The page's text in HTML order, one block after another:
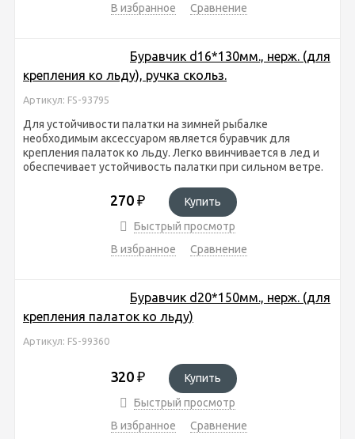
В избранное
Сравнение
Буравчик d16*130мм., нерж. (для
крепления ко льду), ручка скольз.
Артикул: FS-93795
Для устойчивости палатки на зимней рыбалке
необходимым аксессуаром является буравчик для
крепления палаток ко льду. Легко ввинчивается в лед и
обеспечивает устойчивость палатки при сильном ветре.
270 ₽
Купить
Быстрый просмотр
В избранное
Сравнение
Буравчик d20*150мм., нерж. (для
крепления палаток ко льду)
Артикул: FS-99360
320 ₽
Купить
Быстрый просмотр
В избранное
Сравнение